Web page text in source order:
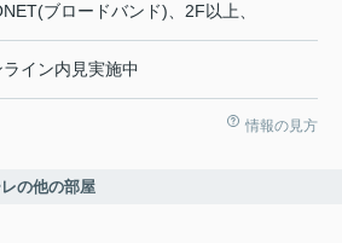
ブロードバンド)、2F以上、
ライン内見実施中
情報の見方
の他の部屋